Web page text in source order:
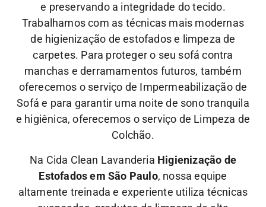
e preservando a integridade do tecido.
Trabalhamos com as técnicas mais modernas
de higienização de estofados e limpeza de
carpetes. Para proteger o seu sofá contra
manchas e derramamentos futuros, também
oferecemos o serviço de Impermeabilização de
Sofá e para garantir uma noite de sono tranquila
e higiênica, oferecemos o serviço de Limpeza de
Colchão.
Na Cida Clean Lavanderia Higienização de
Estofados em São Paulo, nossa equipe
altamente treinada e experiente utiliza técnicas